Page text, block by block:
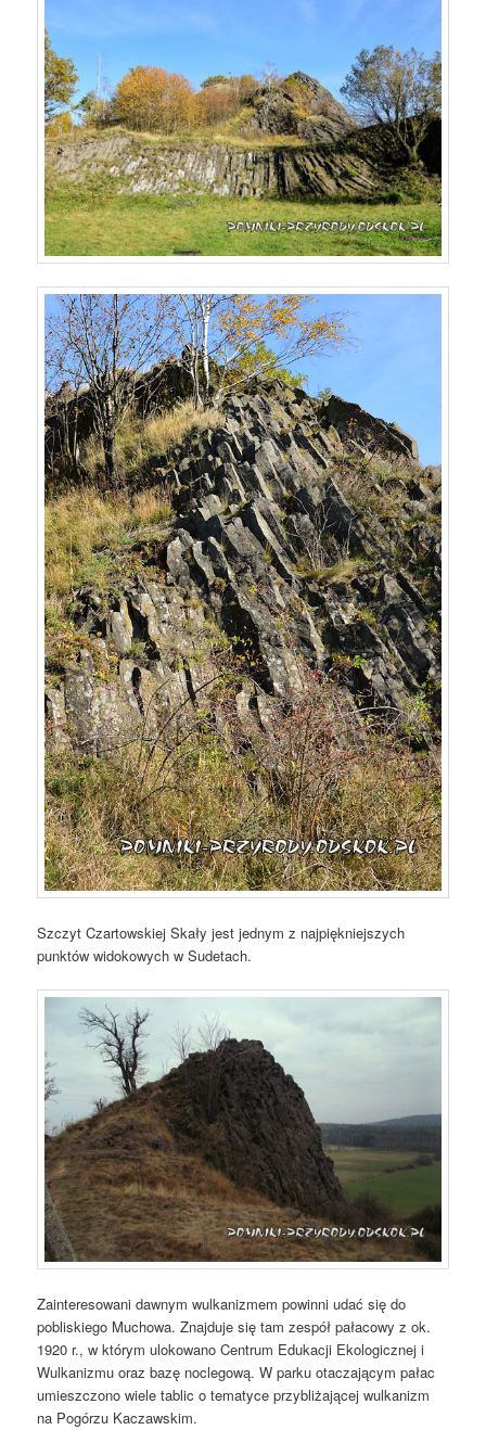
Szczyt Czartowskiej Skały jest jednym z najpiękniejszych
punktów widokowych w Sudetach.
Zainteresowani dawnym wulkanizmem powinni udać się do
pobliskiego Muchowa. Znajduje się tam zespół pałacowy z ok.
1920 r., w którym ulokowano Centrum Edukacji Ekologicznej i
Wulkanizmu oraz bazę noclegową. W parku otaczającym pałac
umieszczono wiele tablic o tematyce przybliżającej wulkanizm
na Pogórzu Kaczawskim.